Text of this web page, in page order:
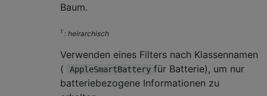
Baum.
1 : heirarchisch
Verwenden eines Filters nach Klassennamen
(
AppleSmartBattery für Batterie), um nur
batteriebezogene Informationen zu